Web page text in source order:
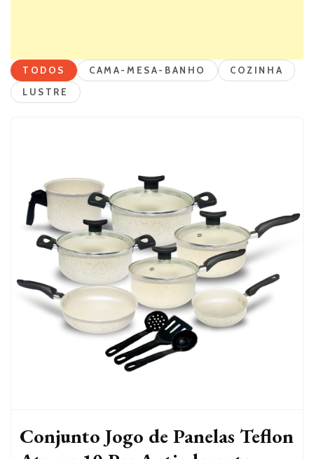
TODOS CAMA-MESA-BANHO
COZINHA
LUSTRE
Conjunto Jogo de Panelas Teflon